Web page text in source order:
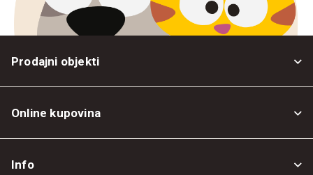
Prodajni objekti
Online kupovina
Info